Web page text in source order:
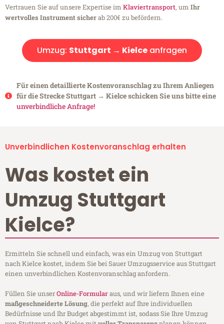
Vertrauen Sie auf unsere Expertise im Klaviertransport, um Ihr
wertvolles Instrument sicherab 200€ zu befördern.
Umzug: Stuttgart → Kielce anfragen
Für einen detaillierte Kostenvoranschlag zu Ihrem Anliegen
für die Strecke Stuttgart → Kielce schicken Sie uns bitte eine
unverbindliche Anfrage!
Unverbindlichen Kostenvoranschlag erhalten
Was kostet ein
Umzug Stuttgart
Kielce?
Ermitteln Sie schnell und einfach, was ein Umzug von Stuttgart
nach Kielce kostet, indem Sie bei Sauer Umzugsservice aus Stuttgart
einen unverbindlichen Kostenvoranschlag anfordern.
Füllen Sie unserOnline-Formularaus, und wir liefern Ihnen eine
maßgeschneiderte Lösung, die perfekt auf Ihre individuellen
Bedürfnisse und Ihr Budget abgestimmt ist, sodass Sie Ihre Umzug